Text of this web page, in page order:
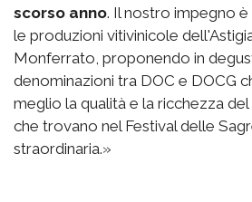
scorso anno. Il nostro impegno
le produzioni vitivinicole
Monferrato, proponendo in
denominazioni tra DOC e DOCG
meglio la qualità e la ricchezza
che trovano nel Festival delle
straordinaria.»